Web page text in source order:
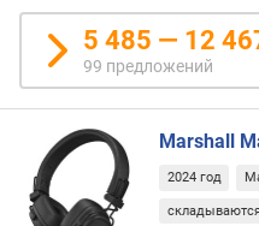
к
д
е
ш
е
в
ы
5 485 — 12
99 предложений
Marshall
2024 год